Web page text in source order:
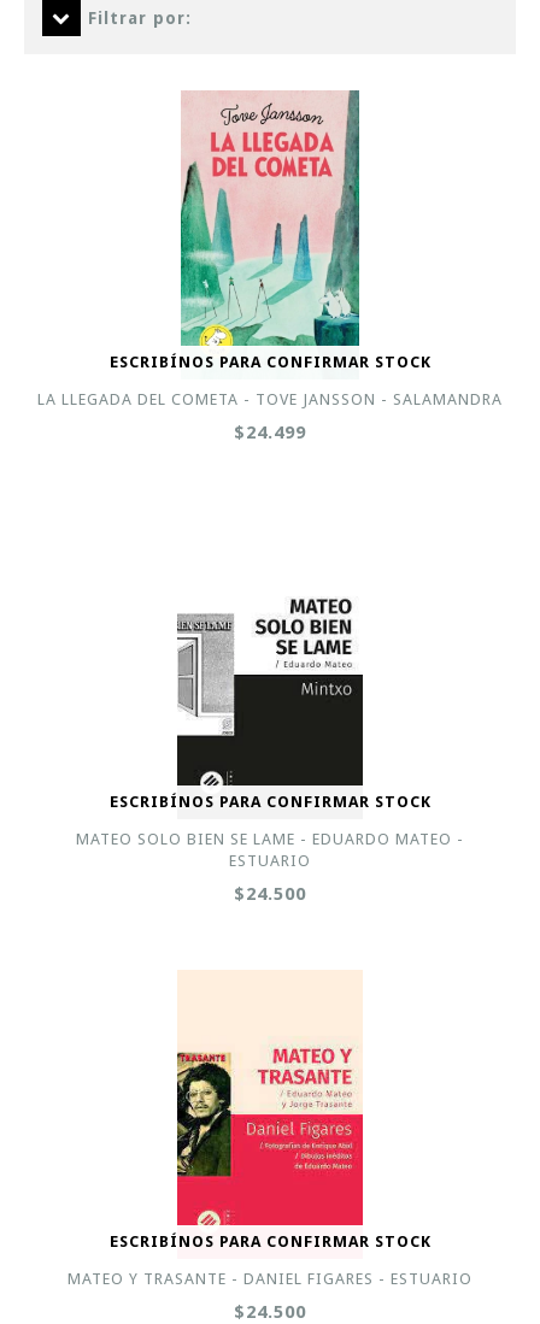
Filtrar por:
ESCRIBÍNOS PARA CONFIRMAR STOCK
LA LLEGADA DEL COMETA - TOVE JANSSON - SALAMANDRA
$24.499
ESCRIBÍNOS PARA CONFIRMAR STOCK
MATEO SOLO BIEN SE LAME - EDUARDO MATEO -
ESTUARIO
$24.500
ESCRIBÍNOS PARA CONFIRMAR STOCK
MATEO Y TRASANTE - DANIEL FIGARES - ESTUARIO
$24.500